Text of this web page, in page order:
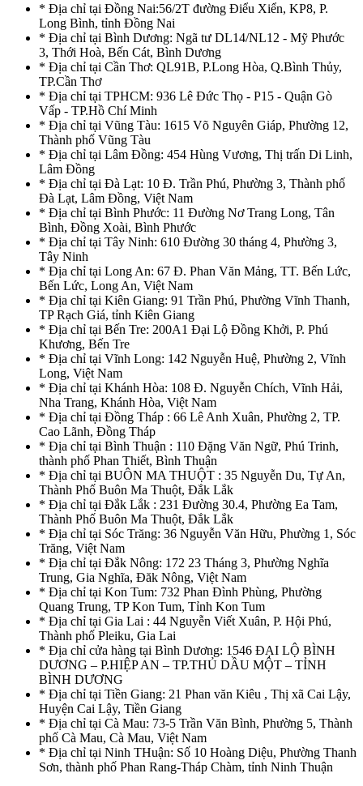
* Địa chỉ tại Đồng Nai:56/2T đường Điểu Xiển, KP8, P.
Long Bình, tỉnh Đồng Nai
* Địa chỉ tại Bình Dương: Ngã tư DL14/NL12 - Mỹ Phước
3, Thới Hoà, Bến Cát, Bình Dương
* Địa chỉ tại Cần Thơ: QL91B, P.Long Hòa, Q.Bình Thủy,
TP.Cần Thơ
* Địa chỉ tại TPHCM: 936 Lê Đức Thọ - P15 - Quận Gò
Vấp - TP.Hồ Chí Minh
* Địa chỉ tại Vũng Tàu: 1615 Võ Nguyên Giáp, Phường 12,
Thành phố Vũng Tàu
* Địa chỉ tại Lâm Đồng: 454 Hùng Vương, Thị trấn Di Linh,
Lâm Đồng
* Địa chỉ tại Đà Lạt: 10 Đ. Trần Phú, Phường 3, Thành phố
Đà Lạt, Lâm Đồng, Việt Nam
* Địa chỉ tại Bình Phước: 11 Đường Nơ Trang Long, Tân
Bình, Đồng Xoài, Bình Phước
* Địa chỉ tại Tây Ninh: 610 Đường 30 tháng 4, Phường 3,
Tây Ninh
* Địa chỉ tại Long An: 67 Đ. Phan Văn Mảng, TT. Bến Lức,
Bến Lức, Long An, Việt Nam
* Địa chỉ tại Kiên Giang: 91 Trần Phú, Phường Vĩnh Thanh,
TP Rạch Giá, tỉnh Kiên Giang
* Địa chỉ tại Bến Tre: 200A1 Đại Lộ Đồng Khởi, P. Phú
Khương, Bến Tre
* Địa chỉ tại Vĩnh Long: 142 Nguyễn Huệ, Phường 2, Vĩnh
Long, Việt Nam
* Địa chỉ tại Khánh Hòa: 108 Đ. Nguyễn Chích, Vĩnh Hải,
Nha Trang, Khánh Hòa, Việt Nam
* Địa chỉ tại Đồng Tháp : 66 Lê Anh Xuân, Phường 2, TP.
Cao Lãnh, Đồng Tháp
* Địa chỉ tại Bình Thuận : 110 Đặng Văn Ngữ, Phú Trinh,
thành phố Phan Thiết, Bình Thuận
* Địa chỉ tại BUÔN MA THUỘT : 35 Nguyễn Du, Tự An,
Thành Phố Buôn Ma Thuột, Đắk Lắk
* Địa chỉ tại Đắk Lắk : 231 Đường 30.4, Phường Ea Tam,
Thành Phố Buôn Ma Thuột, Đắk Lắk
* Địa chỉ tại Sóc Trăng: 36 Nguyễn Văn Hữu, Phường 1, Sóc
Trăng, Việt Nam
* Địa chỉ tại Đắk Nông: 172 23 Tháng 3, Phường Nghĩa
Trung, Gia Nghĩa, Đăk Nông, Việt Nam
* Địa chỉ tại Kon Tum: 732 Phan Đình Phùng, Phường
Quang Trung, TP Kon Tum, Tỉnh Kon Tum
* Địa chỉ tại Gia Lai : 44 Nguyễn Viết Xuân, P. Hội Phú,
Thành phố Pleiku, Gia Lai
* Địa chỉ cửa hàng tại Bình Dương: 1546 ĐẠI LỘ BÌNH
DƯƠNG – P.HIỆP AN – TP.THỦ DẦU MỘT – TỈNH
BÌNH DƯƠNG
* Địa chỉ tại Tiền Giang: 21 Phan văn Kiêu , Thị xã Cai Lậy,
Huyện Cai Lậy, Tiền Giang
* Địa chỉ tại Cà Mau: 73-5 Trần Văn Bình, Phường 5, Thành
phố Cà Mau, Cà Mau, Việt Nam
* Địa chỉ tại Ninh THuận: Số 10 Hoàng Diệu, Phường Thanh
Sơn, thành phố Phan Rang-Tháp Chàm, tỉnh Ninh Thuận